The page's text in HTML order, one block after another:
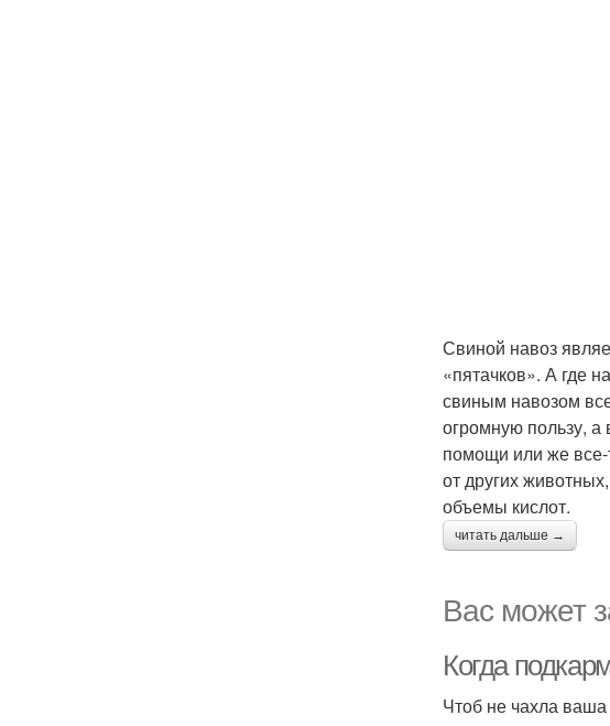
Свиной навоз
«пятачков». А где
свиным навозом
огромную пользу, а
помощи или же все-
от других
объемы кислот.
читать дальше →
Вас может
Когда
Чтоб не чахла